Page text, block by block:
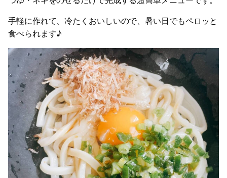
手軽に作れて、冷たくおいしいので、暑い日でもペロッと
食べられます♪